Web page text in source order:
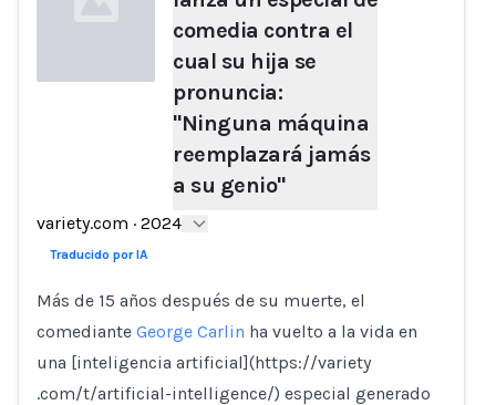
comedia contra el
cual su hija se
pronuncia:
"Ninguna máquina
reemplazará jamás
a su genio"
variety.com · 2024
Traducido por IA
Más de 15 años después de su muerte, el
comediante George Carlin ha vuelto a la vida en
una [inteligencia artificial](https://variety
.com/t/artificial-intelligence/) especial generado